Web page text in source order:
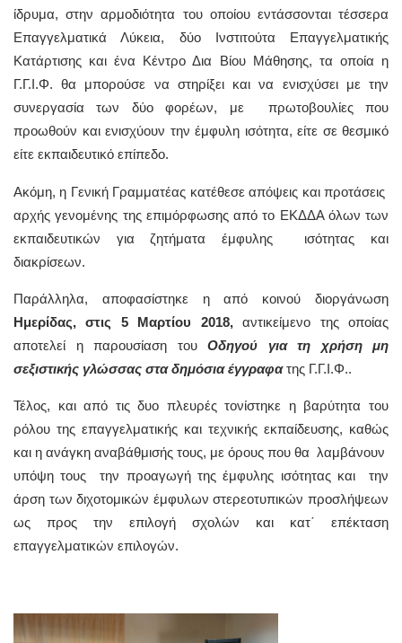
ίδρυμα, στην αρμοδιότητα του οποίου εντάσσονται τέσσερα
Επαγγελματικά Λύκεια, δύο Ινστιτούτα Επαγγελματικής
Κατάρτισης και ένα Κέντρο Δια Βίου Μάθησης, τα οποία η
Γ.Γ.Ι.Φ. θα μπορούσε να στηρίξει και να ενισχύσει με την
συνεργασία των δύο φορέων, με πρωτοβουλίες που
προωθούν και ενισχύουν την έμφυλη ισότητα, είτε σε θεσμικό
είτε εκπαιδευτικό επίπεδο.
Ακόμη, η Γενική Γραμματέας κατέθεσε απόψεις και προτάσεις
αρχής γενομένης της επιμόρφωσης από το ΕΚΔΔΑ όλων των
εκπαιδευτικών για ζητήματα έμφυλης ισότητας και
διακρίσεων.
Παράλληλα, αποφασίστηκε η από κοινού διοργάνωση
Ημερίδας, στις 5 Μαρτίου 2018,αντικείμενο της οποίας
αποτελεί η παρουσίαση του Οδηγού για τη χρήση μη
σεξιστικής γλώσσας στα δημόσια έγγραφατης Γ.Γ.Ι.Φ..
Τέλος, και από τις δυο πλευρές τονίστηκε η βαρύτητα του
ρόλου της επαγγελματικής και τεχνικής εκπαίδευσης, καθώς
και η ανάγκη αναβάθμισής τους, με όρους που θα λαμβάνουν
υπόψη τους την προαγωγή της έμφυλης ισότητας και την
άρση των διχοτομικών έμφυλων στερεοτυπικών προσλήψεων
ως προς την επιλογή σχολών και κατ΄ επέκταση
επαγγελματικών επιλογών.